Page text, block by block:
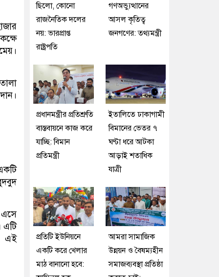
এটি
এই
ছিলো, কোনো
রাজনৈতিক দলের
নয়: ভারপ্রাপ্ত
রাষ্ট্রপতি
গণঅভ্যুত্থানের
আসল কৃতিত্ব
জনগণের: তথ্যমন্ত্রী
প্রধানমন্ত্রীর প্রতিশ্রুতি
বাস্তবায়নে কাজ করে
যাচ্ছি: বিমান
প্রতিমন্ত্রী
ইতালিতে ঢাকাগামী
বিমানের ভেতর ৭
ঘণ্টা ধরে আটকা
আড়াই শতাধিক
যাত্রী
প্রতিটি ইউনিয়নে
একটি করে খেলার
মাঠ বানানো হবে:
আমরা সামাজিক
উন্নয়ন ও বৈষম্যহীন
সমাজব্যবস্থা প্রতিষ্ঠা